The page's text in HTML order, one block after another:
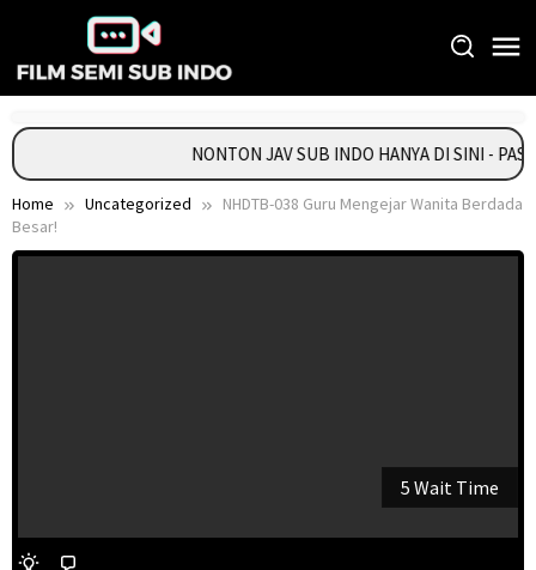
content
NONTON JAV SUB INDO HANYA DI SINI -
Home Uncategorized
NHDTB-038 Guru Mengejar Wanita Berdada
Besar!
5 Wait Time